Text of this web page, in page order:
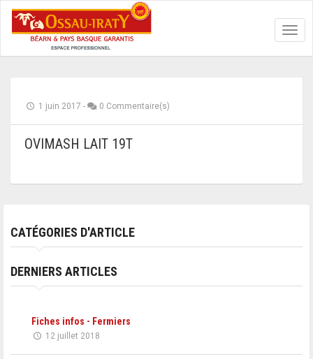
1 juin 2017 - 0 Commentaire(s)
OVIMASH LAIT 19T
CATÉGORIES D'ARTICLE
DERNIERS ARTICLES
Fiches infos - Fermiers
12 juillet 2018